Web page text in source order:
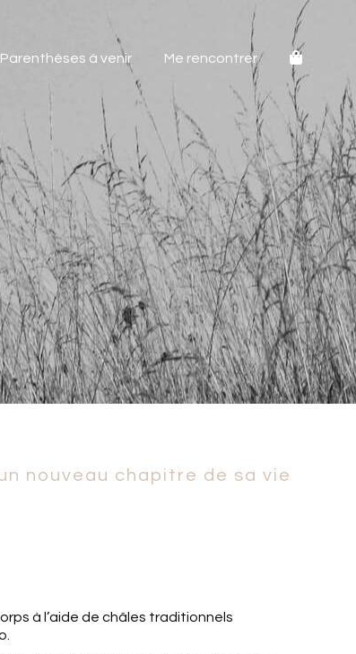
Parenthèses à venir Me rencontrer
nouveau chapitre de sa vie
à l’aide de châles traditionnels